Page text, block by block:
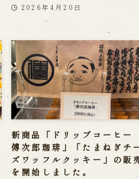
2026年4月20日
新商品「ドリップコーヒ
傅次郎珈琲」「たまねぎチ
ズワッフルクッキー」の販
を開始しました。